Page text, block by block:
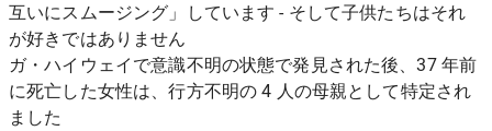
互いにスムージング」しています - そして子供たちはそれ
が好きではありません
ガ・ハイウェイで意識不明の状態で発見された後、37 年前
に死亡した女性は、行方不明の 4 人の母親として特定され
ました